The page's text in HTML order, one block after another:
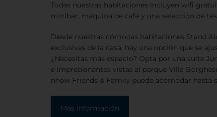
Todas nuestras habitaciones incluyen wifi
minibar, máquina de café y una selección de
Desde nuestras cómodas habitaciones Stand
exclusivas de la casa, hay una opción que se
¿Necesitas más espacio? Opta por una suite
e impresionantes vistas al parque Villa
nhow Friends & Family puede acomodar hasta
Más información